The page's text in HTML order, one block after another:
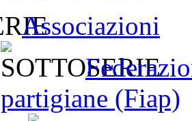
Associazioni
partigiane (Fiap)